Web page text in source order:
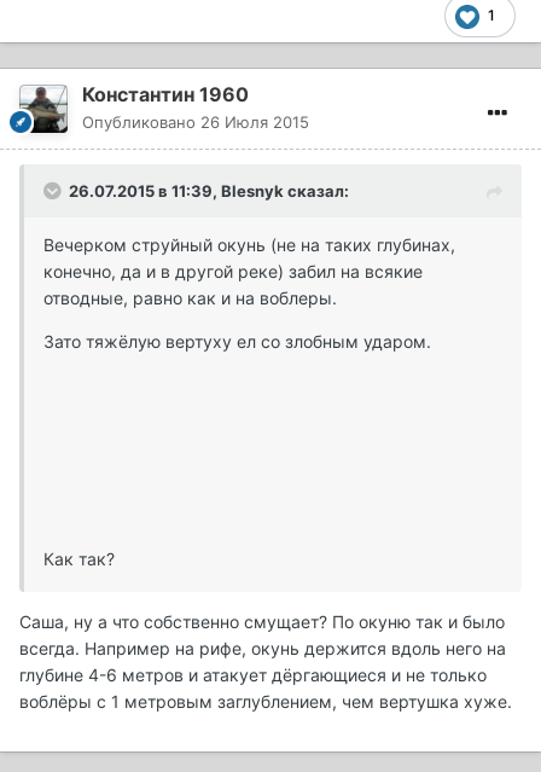
1
Константин 1960
Опубликовано 26 Июля 2015
26.07.2015 в 11:39, Blesnyk сказал:
Вечерком струйный окунь (не на таких глубинах,
конечно, да и в другой реке) забил на всякие
отводные, равно как и на воблеры.
Зато тяжёлую вертуху ел со злобным ударом.
Как так?
Саша, ну а что собственно смущает? По окуню так и было
всегда. Например на рифе, окунь держится вдоль него на
глубине 4-6 метров и атакует дёргающиеся и не только
воблёры с 1 метровым заглублением, чем вертушка хуже.